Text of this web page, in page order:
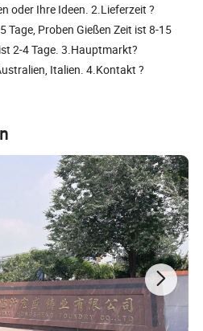
oder Ihre Ideen. 2.Lieferzeit ?
Tage, Proben Gießen Zeit ist 8-15
2-4 Tage. 3.Hauptmarkt?
Italien. 4.Kontakt ?